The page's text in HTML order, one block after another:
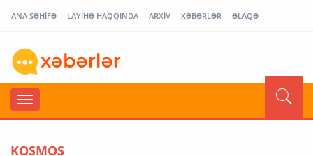
ANA SƏHİFƏ LAYİHƏ HAQQINDA ARXİV XƏBƏRLƏR ƏLAQƏ
KOSMOS